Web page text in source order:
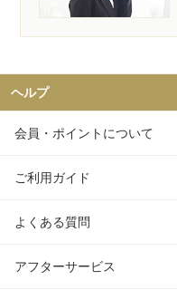
ヘルプ
会員・ポイントについて
ご利用ガイド
よくある質問
アフターサービス